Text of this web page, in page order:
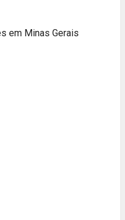
em Minas Gerais